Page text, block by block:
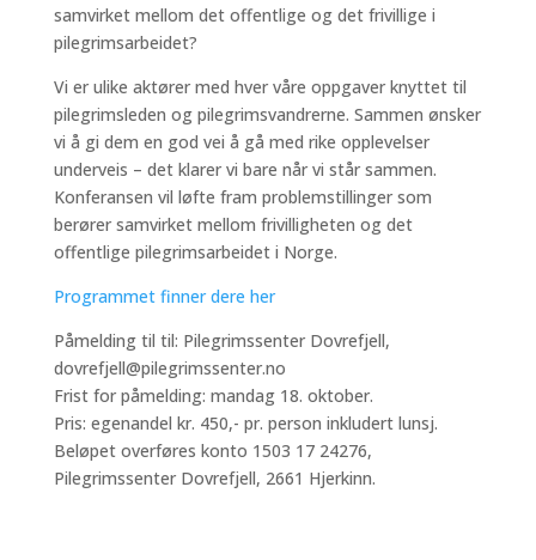
samvirket mellom det offentlige og det frivillige i
pilegrimsarbeidet?
Vi er ulike aktører med hver våre oppgaver knyttet til
pilegrimsleden og pilegrimsvandrerne. Sammen ønsker
vi å gi dem en god vei å gå med rike opplevelser
underveis – det klarer vi bare når vi står sammen.
Konferansen vil løfte fram problemstillinger som
berører samvirket mellom frivilligheten og det
offentlige pilegrimsarbeidet i Norge.
Programmet finner dere her
Påmelding til til: Pilegrimssenter Dovrefjell,
dovrefjell@pilegrimssenter.no
Frist for påmelding: mandag 18. oktober.
Pris: egenandel kr. 450,- pr. person inkludert lunsj.
Beløpet overføres konto 1503 17 24276,
Pilegrimssenter Dovrefjell, 2661 Hjerkinn.